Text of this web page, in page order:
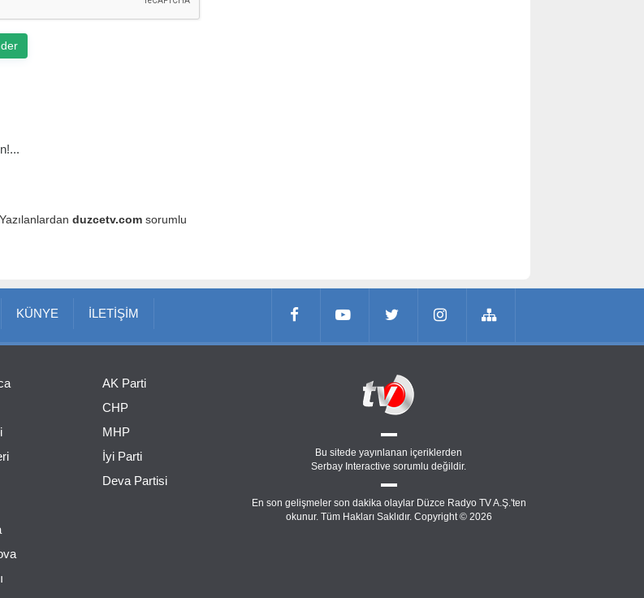
duzcetv.com sorumlu
KÜNYE İLETİŞİM
AK Parti
CHP
MHP
İyi Parti
Deva Partisi
Bu sitede yayınlanan içeriklerden
Serbay Interactive sorumlu değildir.
En son gelişmeler son dakika olaylar Düzce Radyo TV A.Ş.'ten
okunur. Tüm Hakları Saklıdır. Copyright © 2026